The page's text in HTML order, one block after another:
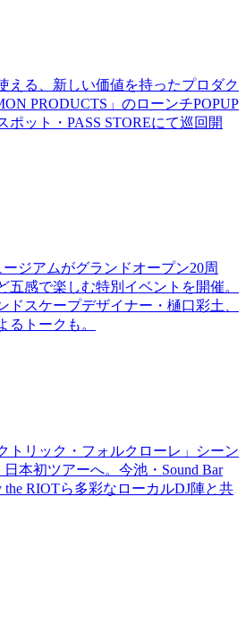
える、新しい価値を持ったプロダク
PRODUCTS」のローンチPOPUP
ポット・PASS STOREにて巡回開
ジアムがグランドオープン20周
五感で楽しむ特別イベントを開催。
ドスケープデザイナー・樋口彩土、
るトークも。
トリック・フォルクローレ」シーン
本初ツアーへ。今池・Sound Bar
RIOTら多彩なローカルDJ陣と共